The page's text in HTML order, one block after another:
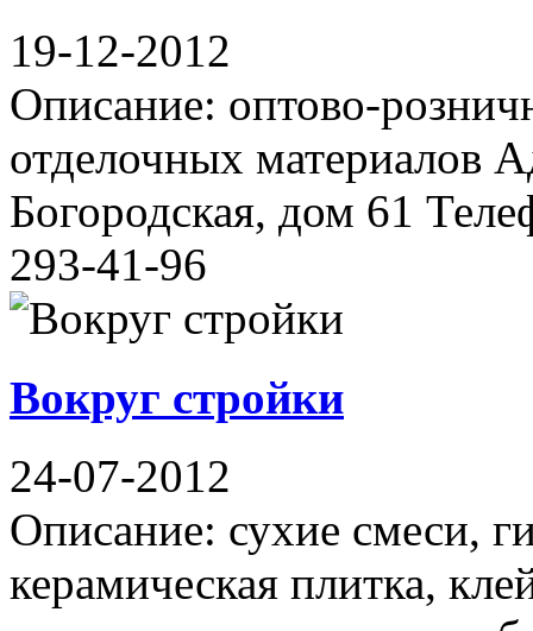
19-12-2012
Описание: оптово-
отделочных материалов
Богородская, дом 61
293-41-96
Вокруг стройки
24-07-2012
Описание: сухие смеси,
керамическая плитка,